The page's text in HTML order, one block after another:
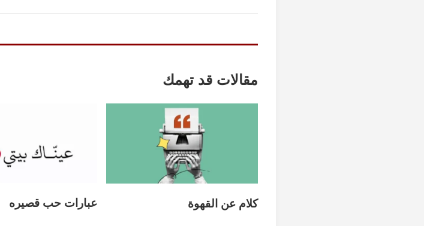
مقالات قد تهمك
كلام عن القهوة
عبارات حب قصيره